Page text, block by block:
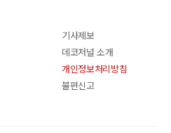
기사제보
데코저널 소개
개인정보처리방침
불편신고